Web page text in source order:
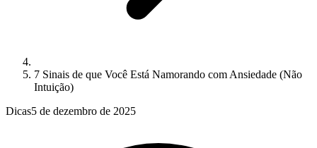
7 Sinais de que Você Está Namorando com Ansiedade (Não
Intuição)
Dicas5 de dezembro de 2025